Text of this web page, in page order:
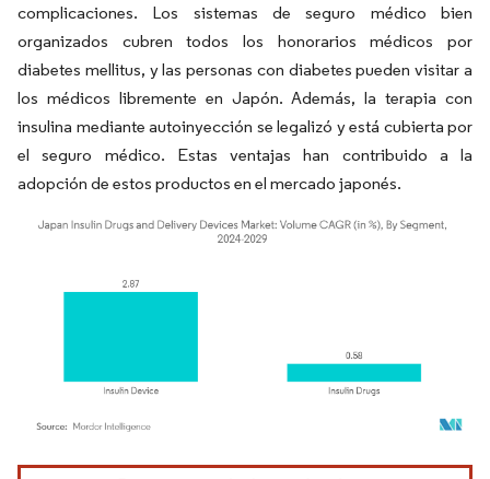
complicaciones. Los sistemas de seguro médico bien
organizados cubren todos los honorarios médicos por
diabetes mellitus, y las personas con diabetes pueden visitar a
los médicos libremente en Japón. Además, la terapia con
insulina mediante autoinyección se legalizó y está cubierta por
el seguro médico. Estas ventajas han contribuido a la
adopción de estos productos en el mercado japonés.
Imagen © Mordor Intelligence. El uso requiere atribución según CC BY 4.0.